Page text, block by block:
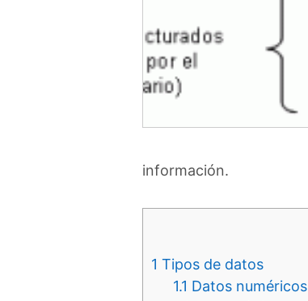
información.
1 Tipos de datos
1.1 Datos numéricos